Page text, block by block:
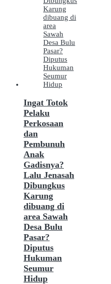
Ingat Totok
Pelaku
Perkosaan
dan
Pembunuh
Anak
Gadisnya?
Lalu Jenasah
Dibungkus
Karung
dibuang di
area Sawah
Desa Bulu
Pasar?
Diputus
Hukuman
Seumur
Hidup